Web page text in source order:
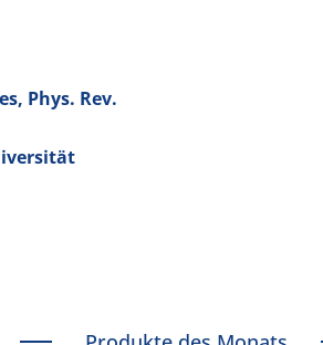
Phys. Rev.